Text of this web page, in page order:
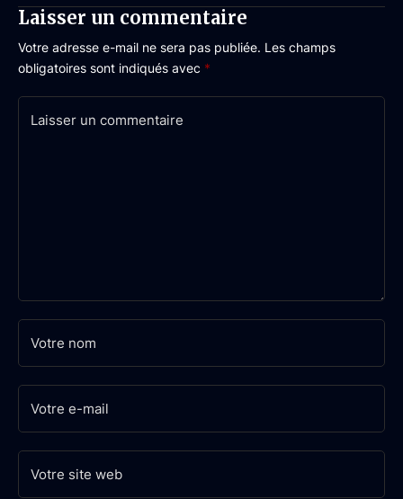
Laisser un commentaire
Votre adresse e-mail ne sera pas publiée. Les champs
obligatoires sont indiqués avec *